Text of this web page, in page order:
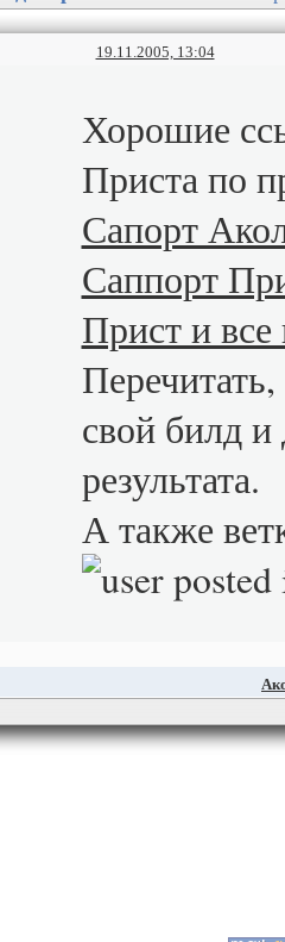
19.11.2005, 13:04
Хорошие
Приста по
Сапорт
Саппорт
Прист и все
свой билд и
результата.
А также